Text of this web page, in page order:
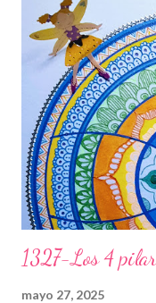
1327-Los 4
mayo 27, 2025